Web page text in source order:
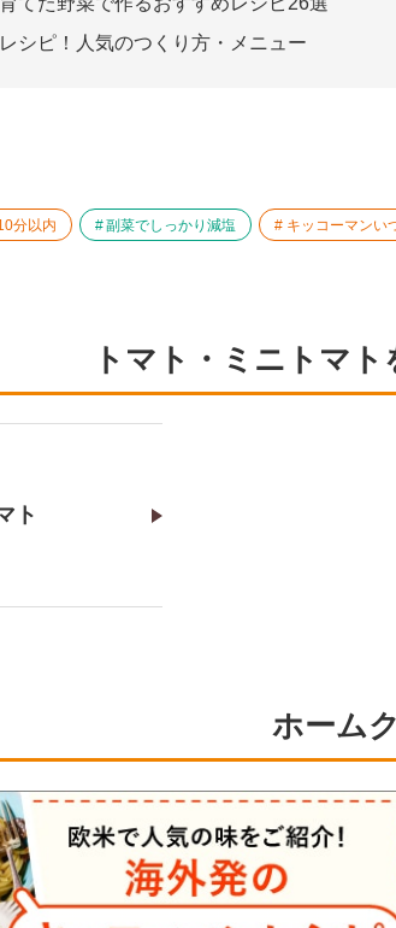
シピ！人気のつくり方・メニュー
分以内 副菜でしっかり減塩 キッコーマンい
トマト・ミニトマ
ト
ホーム